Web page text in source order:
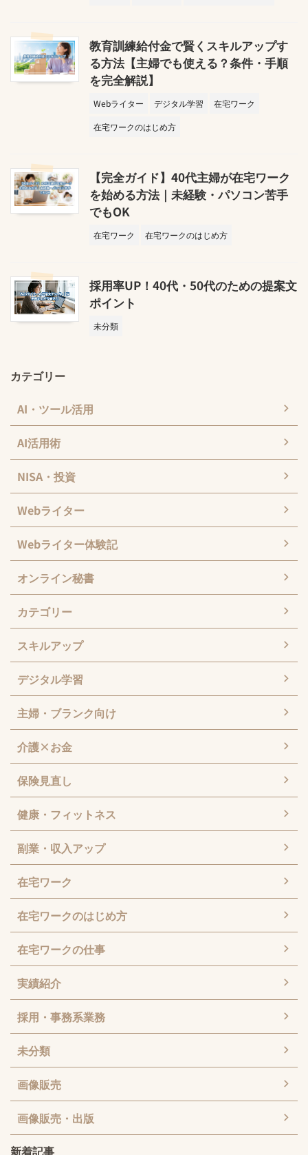
教育訓練給付金で賢くスキルアップす
る方法【主婦でも使える？条件・手順
を完全解説】
Webライター デジタル学習
在宅ワーク
在宅ワークのはじめ方
【完全ガイド】40代主婦が在宅ワーク
を始める方法｜未経験・パソコン苦手
でもOK
在宅ワーク 在宅ワークのはじめ方
採用率UP！40代・50代のための提案文
ポイント
未分類
カテゴリー
AI・ツール活用
AI活用術
NISA・投資
Webライター
Webライター体験記
オンライン秘書
カテゴリー
スキルアップ
デジタル学習
主婦・ブランク向け
介護×お金
保険見直し
健康・フィットネス
副業・収入アップ
在宅ワーク
在宅ワークのはじめ方
在宅ワークの仕事
実績紹介
採用・事務系業務
未分類
画像販売
画像販売・出版
新着記事